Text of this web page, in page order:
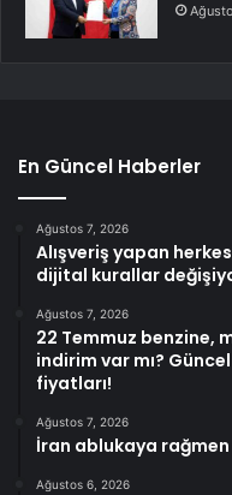
En Güncel Haberler
Ağustos 7, 2026
Alışveriş yapan
dijital kurallar
Ağustos 7, 2026
22 Temmuz benzine,
indirim var mı?
fiyatları!
Ağustos 7, 2026
İran ablukaya rağmen
Ağustos 6, 2026